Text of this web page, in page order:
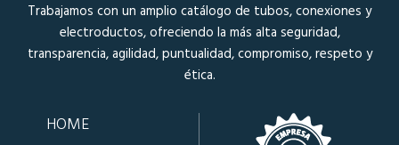
Trabajamos con un amplio catálogo de tubos, conexiones y
electroductos, ofreciendo la más alta seguridad,
transparencia, agilidad, puntualidad, compromiso, respeto y
ética.
HOME